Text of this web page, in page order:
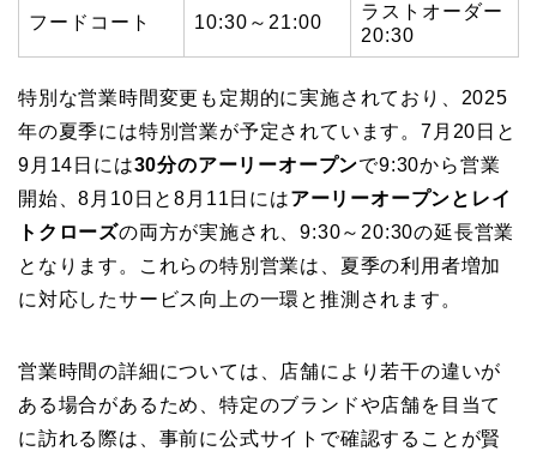
フードコート 10:30～21:00
ラストオーダー
20:30
特別な営業時間変更も定期的に実施されており、2025
年の夏季には特別営業が予定されています。7月20日と
9月14日には30分のアーリーオープンで9:30から営業
開始、8月10日と8月11日にはアーリーオープンとレイ
トクローズの両方が実施され、9:30～20:30の延長営業
となります。これらの特別営業は、夏季の利用者増加
に対応したサービス向上の一環と推測されます。
営業時間の詳細については、店舗により若干の違いが
ある場合があるため、特定のブランドや店舗を目当て
に訪れる際は、事前に公式サイトで確認することが賢